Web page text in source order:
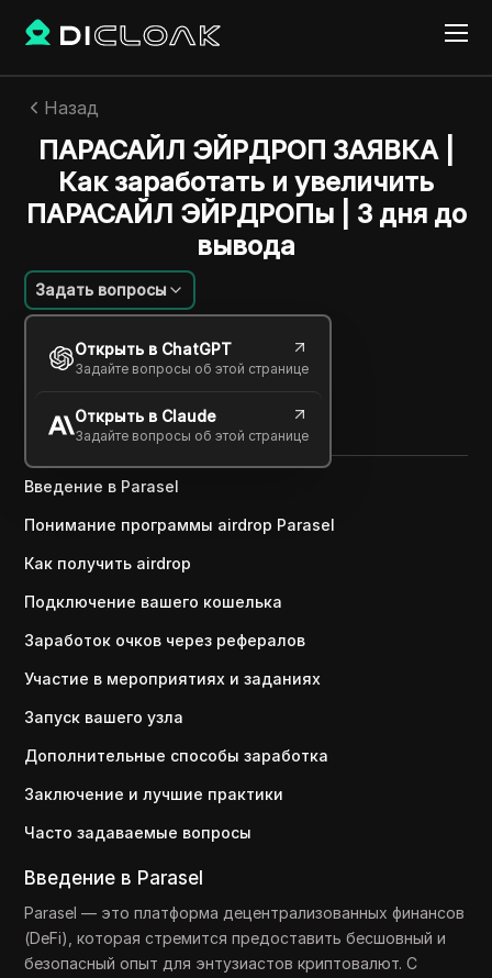
Назад
ПАРАСАЙЛ ЭЙРДРОП ЗАЯВКА |
Как заработать и увеличить
ПАРАСАЙЛ ЭЙРДРОПы | 3 дня до
вывода
Задать вопросы
Открыть в ChatGPT
Задайте вопросы об этой странице
Открыть в Claude
Задайте вопросы об этой странице
Эмили Грейс Джонсон
14 апр. 2025 12 минут
Copy Link
Введение в Parasel
Понимание программы airdrop Parasel
Как получить airdrop
Подключение вашего кошелька
Заработок очков через рефералов
Участие в мероприятиях и заданиях
Запуск вашего узла
Дополнительные способы заработка
Заключение и лучшие практики
Часто задаваемые вопросы
Введение в Parasel
Parasel — это платформа децентрализованных финансов
(DeFi), которая стремится предоставить бесшовный и
безопасный опыт для энтузиастов криптовалют. С